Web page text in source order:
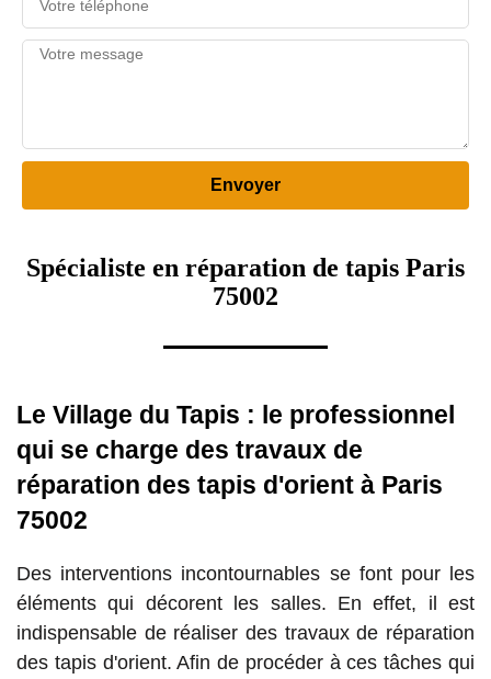
Spécialiste en réparation de tapis Paris
75002
Le Village du Tapis : le professionnel
qui se charge des travaux de
réparation des tapis d'orient à Paris
75002
Des interventions incontournables se font pour les
éléments qui décorent les salles. En effet, il est
indispensable de réaliser des travaux de réparation
des tapis d'orient. Afin de procéder à ces tâches qui